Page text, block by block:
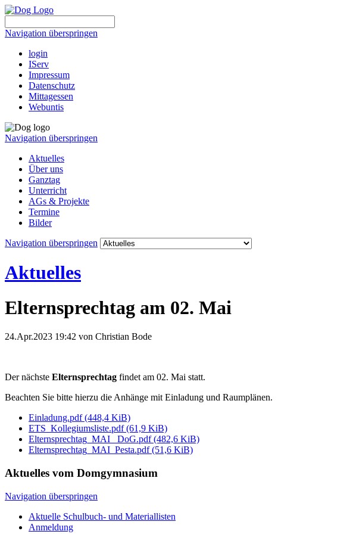
Navigation überspringen
login
IServ
Impressum
Datenschutz
Mittagessen
Webuntis
Navigation überspringen
Aktuelles
Über uns
Ganztag
Unterricht
AGs & Projekte
Termine
Bilder
Navigation überspringen
Aktuelles
Elternsprechtag am 02. Mai
24.Apr.2023 19:42 von Christian Bode
Der nächste Elternsprechtag findet am 02. Mai statt.
Beachten Sie bitte hierzu die Anhänge mit Einladung und Raumplänen.
Einladung.pdf(448,4 KiB)
ETS_Kollegiumsliste.pdf(61,9 KiB)
Elternsprechtag_MAI_ DoG.pdf(482,6 KiB)
Elternsprechtag_MAI_Pesta.pdf(51,6 KiB)
Aktuelles vom Domgymnasium
Navigation überspringen
Aktuelle Schulbuch- und Materiallisten
Anmeldung